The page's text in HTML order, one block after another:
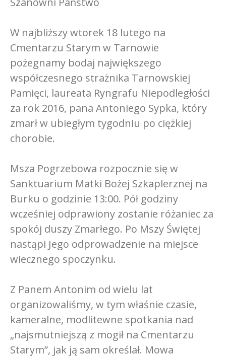
W najbliższy wtorek 18 lutego na
Cmentarzu Starym w Tarnowie
pożegnamy bodaj największego
współczesnego strażnika Tarnowskiej
Pamięci, laureata Ryngrafu Niepodległości
za rok 2016, pana Antoniego Sypka, który
zmarł w ubiegłym tygodniu po ciężkiej
chorobie.
Msza Pogrzebowa rozpocznie się w
Sanktuarium Matki Bożej Szkaplerznej na
Burku o godzinie 13:00. Pół godziny
wcześniej odprawiony zostanie różaniec za
spokój duszy Zmarłego. Po Mszy Świętej
nastąpi Jego odprowadzenie na miejsce
wiecznego spoczynku.
Z Panem Antonim od wielu lat
organizowaliśmy, w tym właśnie czasie,
kameralne, modlitewne spotkania nad
„najsmutniejszą z mogił na Cmentarzu
Starym”, jak ją sam określał. Mowa